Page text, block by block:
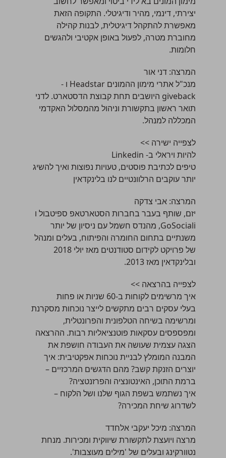
יצירתי, דינמי, מהיר ודיגיטלי. התקופה הזאת
מאפשרת להתקהל דיגיטלית, לבנות קהילה
מחוברת מטרה, לפעול באופן אקטיבי ולהגשים
חלומות.
המרצה:דני אור
מנכ"ל אתרי מימון ההמונים Headstar ו -
giveback היושבים תחת קבוצת הדסטארט. לדני
תואר ראשון בתקשורת וניהול מהמסלול האקדמי
המכללה למנהל.
לצפייה ישירה >>
להיות ויראלי ב- Linkedin
טיפים לכתיבת פוסטים, טעויות נפוצות ואיך להשיג
יותר עוקבים הרלוונטיים לנו בלינקדאין
המרצה:אבי צדקה
יזם, שותף בעבר בחברות הסטארטאפ ספיטבול ו
GoSociali, מהנדס חשמל עם ניסיון של יותר
משנתיים בתחום החומרה והפיתוח, בעלים ומנהל
של פרויקט לקידום סטודנטים מאז יולי 2018
ובלינקדאין מאז 2013.
לצפייה בהרצאה >>
איך מרשימים לקוחות ב-60 שניות או פחות
בעלי עסקים רבים מתקשים לייצר נוכחות מסקרנת
ומרשימה בשיחה הטלפונית והפרונטלית,
ומפספסים עסקאות פוטנציאליות רבות. ההרצאה
הצגה עצמית שעושה את העבודה חושפת את
המבנה המומלץ לבניית נוכחות אפקטיבית: איך
יוצרים הזנקת קשב? מהם הדגשים המרכזיים –
ברמת התוכן, האינטונציה והפרזנטציה?
איך נשתמש בשפת הגוף שלנו ושל הלקוח –
לשדרוג שיחת המכירה?
המרצה: מיכל יעקבי אלחדד
מרצה ויועצת לתקשורת שיווקית ומכירות. מנחת
נטוורקינג ובעלים של 'מילים מעוצבות'.